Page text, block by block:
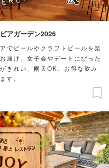
アガーデン2026
でビールやクラフトビールを楽
届け。女子会やデートにぴった
きれい、雨天OK、お得な飲み
す。